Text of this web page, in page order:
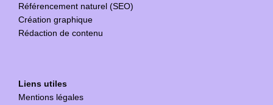
Référencement naturel (SEO)
Création graphique
Rédaction de contenu
Liens utiles
Mentions légales